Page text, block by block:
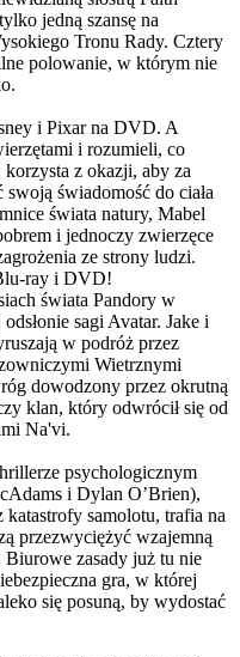
jedną szansę na
Tronu Rady. Cztery
polowanie, w którym nie
i Pixar na DVD. A
i rozumieli, co
z okazji, aby za
świadomość do ciała
świata natury, Mabel
i jednoczy zwierzęce
ze strony ludzi.
ray i DVD!
świata Pandory w
sagi Avatar. Jake i
w podróż przez
Wietrznymi
dowodzony przez okrutną
klan, który odwrócił się od
Na'vi.
psychologicznym
i Dylan O’Brien),
samolotu, trafia na
przezwyciężyć wzajemną
Biurowe zasady już tu nie
gra, w której
się posuną, by wydostać